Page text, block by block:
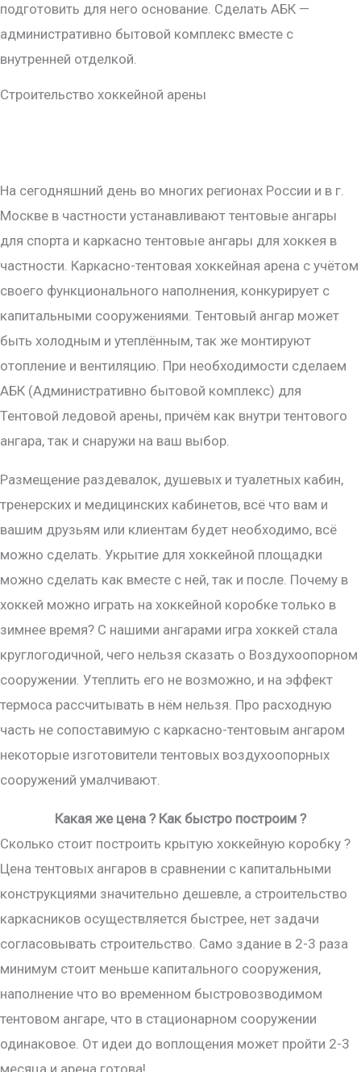
подготовить для него основание. Сделать АБК —
административно бытовой комплекс вместе с
внутренней отделкой.
Строительство хоккейной арены
На сегодняшний день во многих регионах России и в г.
Москве в частности устанавливают тентовые ангары
для спорта и каркасно тентовые ангары для хоккея в
частности. Каркасно-тентовая хоккейная арена с учётом
своего функционального наполнения, конкурирует с
капитальными сооружениями. Тентовый ангар может
быть холодным и утеплённым, так же монтируют
отопление и вентиляцию. При необходимости сделаем
АБК (Административно бытовой комплекс) для
Тентовой ледовой арены, причём как внутри тентового
ангара, так и снаружи на ваш выбор.
Размещение раздевалок, душевых и туалетных кабин,
тренерских и медицинских кабинетов, всё что вам и
вашим друзьям или клиентам будет необходимо, всё
можно сделать. Укрытие для хоккейной площадки
можно сделать как вместе с ней, так и после. Почему в
хоккей можно играть на хоккейной коробке только в
зимнее время? С нашими ангарами игра хоккей стала
круглогодичной, чего нельзя сказать о Воздухоопорном
сооружении. Утеплить его не возможно, и на эффект
термоса рассчитывать в нём нельзя. Про расходную
часть не сопоставимую с каркасно-тентовым ангаром
некоторые изготовители тентовых воздухоопорных
сооружений умалчивают.
Какая же цена ? Как быстро построим ?
Сколько стоит построить крытую хоккейную коробку ?
Цена тентовых ангаров в сравнении с капитальными
конструкциями значительно дешевле, а строительство
каркасников осуществляется быстрее, нет задачи
согласовывать строительство. Само здание в 2-3 раза
минимум стоит меньше капитального сооружения,
наполнение что во временном быстровозводимом
тентовом ангаре, что в стационарном сооружении
одинаковое. От идеи до воплощения может пройти 2-3
месяца и арена готова!